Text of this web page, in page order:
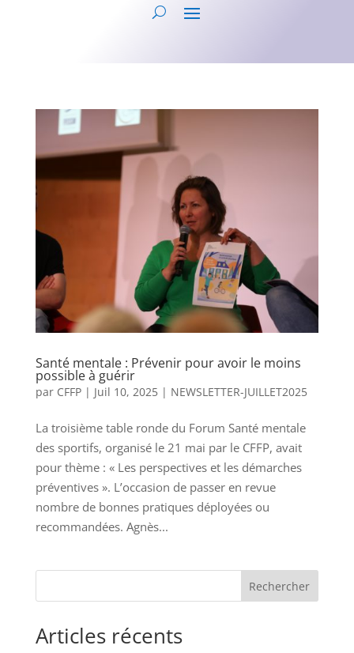
Santé mentale : Prévenir pour avoir le moins
possible à guérir
par CFFP| Juil 10, 2025| NEWSLETTER-JUILLET2025
La troisième table ronde du Forum Santé mentale
des sportifs, organisé le 21 mai par le CFFP, avait
pour thème : « Les perspectives et les démarches
préventives ». L’occasion de passer en revue
nombre de bonnes pratiques déployées ou
recommandées. Agnès...
Rechercher
Articles récents